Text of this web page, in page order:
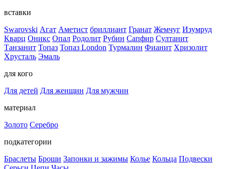
вставки
Swarovski Агат Аметист бриллиант Гранат Жемчуг Изумруд
Кварц Оникс Опал Родолит Рубин Сапфир Султанит
Танзанит Топаз Топаз London Турмалин Фианит Хризолит
Хрусталь Эмаль
для кого
Для детей Для женщин Для мужчин
материал
Золото Серебро
подкатегории
Браслеты Броши Запонки и зажимы Колье Кольца Подвески